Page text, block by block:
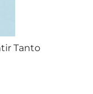
Tanto